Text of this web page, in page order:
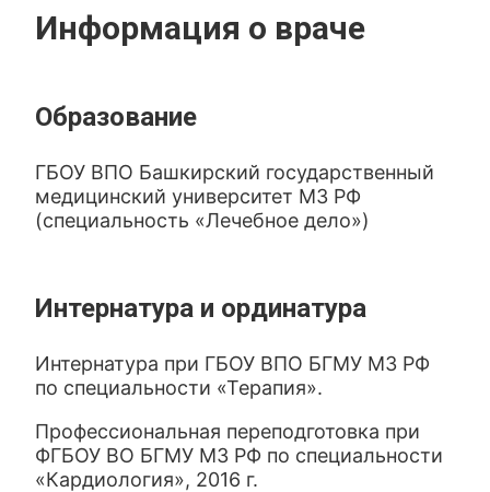
Информация о враче
Образование
ГБОУ ВПО Башкирский государственный
медицинский университет МЗ РФ
(специальность «Лечебное дело»)
Интернатура и ординатура
Интернатура при ГБОУ ВПО БГМУ МЗ РФ
по специальности «Терапия».
Профессиональная переподготовка при
ФГБОУ ВО БГМУ МЗ РФ по специальности
«Кардиология», 2016 г.